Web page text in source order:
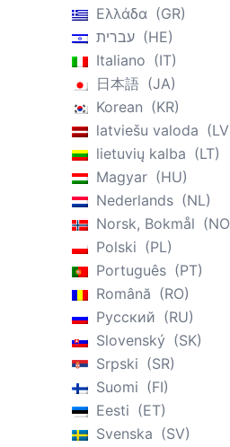
Ελλάδα
GR
עברית
HE
Italiano
IT
日本語
JA
Korean
KR
latviešu valoda
LV
lietuvių kalba
LT
Magyar
HU
Nederlands
NL
Norsk, Bokmål
NO
Polski
PL
Português
PT
Română
RO
Русский
RU
Slovenský
SK
Srpski
SR
Suomi
FI
Eesti
ET
Svenska
SV